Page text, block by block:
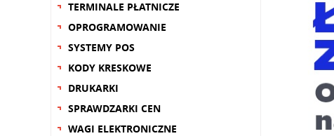
TERMINALE PŁATNICZE
OPROGRAMOWANIE
SYSTEMY POS
KODY KRESKOWE
DRUKARKI
SPRAWDZARKI CEN
WAGI ELEKTRONICZNE